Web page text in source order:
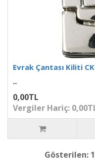
Evrak Çantası Kiliti
..
0,00TL
Vergiler Hariç:
Gösterilen: